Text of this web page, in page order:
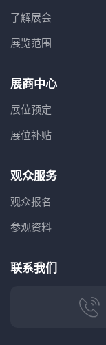
了解展会
展览范围
展商中心
展位预定
展位补贴
观众服务
观众报名
参观资料
联系我们